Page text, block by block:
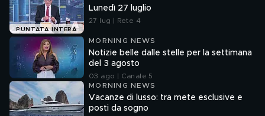
PUNTATA INTERA
Lunedì 27 luglio
27 lug | Rete 4
MORNING NEWS
Notizie belle dalle stelle per la settimana
del 3 agosto
03 ago | Canale 5
MORNING NEWS
Vacanze di lusso: tra mete esclusive e
posti da sogno